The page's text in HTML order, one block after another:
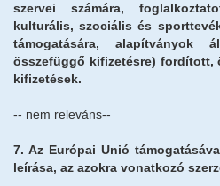
szervei számára,
kulturális, szociális és
támogatására, alapítványok
összefüggő kifizetésre) fordított,
kifizetések.
-- nem releváns--
7. Az Európai Unió
leírása, az azokra vonatkozó